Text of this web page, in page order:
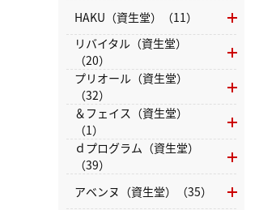
HAKU（資生堂）（11）
リバイタル（資生堂）
（20）
プリオール（資生堂）
（32）
＆フェイス（資生堂）
（1）
ｄプログラム（資生堂）
（39）
アベンヌ（資生堂）（35）